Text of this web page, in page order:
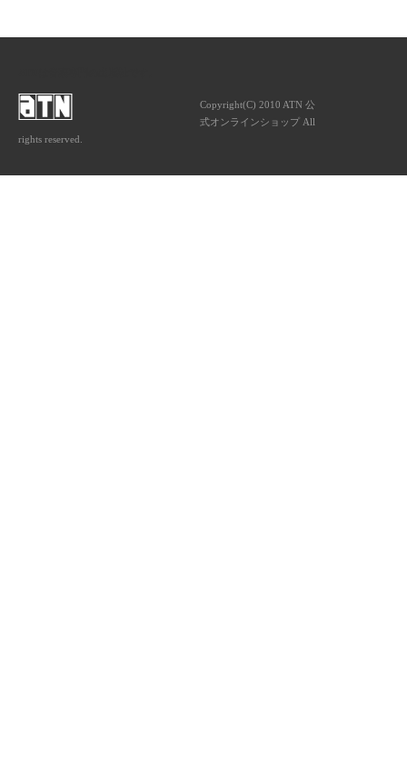
Copyright(C) 2010 ATN 公
式オンラインショップ All
rights reserved.